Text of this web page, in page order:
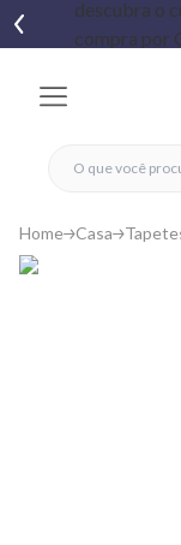
fechar menu
fechar menu
favoritos
Home Casa